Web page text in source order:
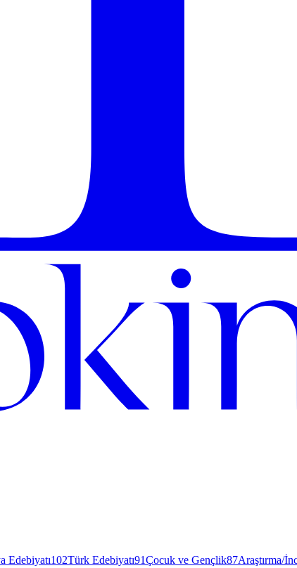
Edebiyatı102Türk Edebiyatı91Çocuk ve Gençlik87Araştırma/